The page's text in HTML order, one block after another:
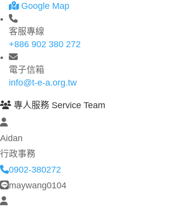
Google Map
客服專線
+886 902 380 272
電子信箱
info@t-e-a.org.tw
專人服務 Service Team
Aidan
行政事務
0902-380272
maywang0104